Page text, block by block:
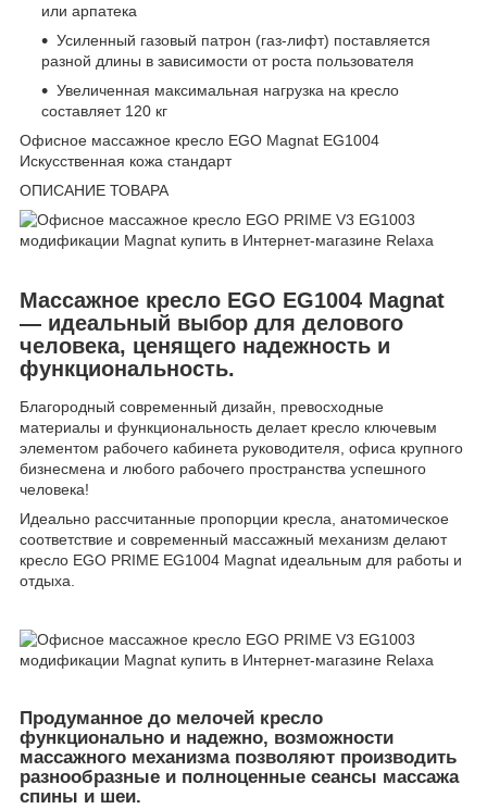
или арпатека
Усиленный газовый патрон (газ-лифт) поставляется
разной длины в зависимости от роста пользователя
Увеличенная максимальная нагрузка на кресло
составляет 120 кг
Офисное массажное кресло EGO Magnat EG1004
Искусственная кожа стандарт
ОПИСАНИЕ ТОВАРА
Массажное кресло EGO EG1004 Magnat
— идеальный выбор для делового
человека, ценящего надежность и
функциональность.
Благородный современный дизайн, превосходные
материалы и функциональность делает кресло ключевым
элементом рабочего кабинета руководителя, офиса крупного
бизнесмена и любого рабочего пространства успешного
человека!
Идеально рассчитанные пропорции кресла, анатомическое
соответствие и современный массажный механизм делают
кресло EGO PRIME EG1004 Magnat идеальным для работы и
отдыха.
Продуманное до мелочей кресло
функционально и надежно, возможности
массажного механизма позволяют производить
разнообразные и полноценные сеансы массажа
спины и шеи.